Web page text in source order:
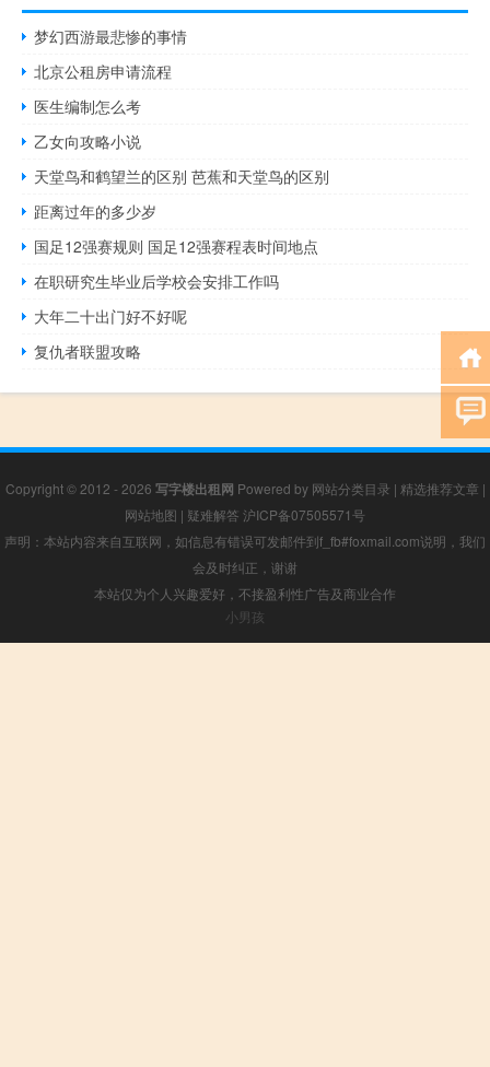
梦幻西游最悲惨的事情
北京公租房申请流程
医生编制怎么考
乙女向攻略小说
天堂鸟和鹤望兰的区别 芭蕉和天堂鸟的区别
距离过年的多少岁
国足12强赛规则 国足12强赛程表时间地点
在职研究生毕业后学校会安排工作吗
大年二十出门好不好呢
复仇者联盟攻略
Copyright © 2012 - 2026 写字楼出租网 Powered by 网站分类目录 | 精选推荐文章 |
网站地图 | 疑难解答 沪ICP备07505571号
声明：本站内容来自互联网，如信息有错误可发邮件到f_fb#foxmail.com说明，我们
会及时纠正，谢谢
本站仅为个人兴趣爱好，不接盈利性广告及商业合作
小男孩